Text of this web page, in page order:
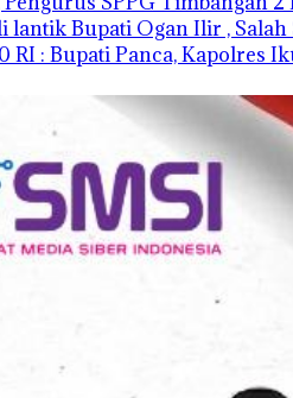
lantik Bupati Ogan Ilir ,
RI : Bupati Panca, Kapolres